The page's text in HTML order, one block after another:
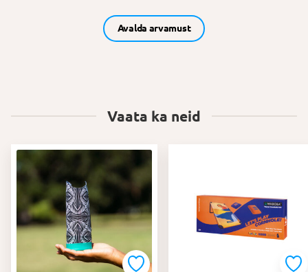
Avalda arvamust
Vaata ka neid